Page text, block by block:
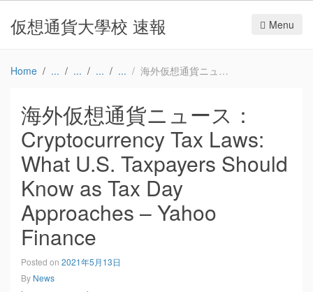
仮想通貨大學校 速報 Menu
Home 海外仮想通貨ニュース：Cryptocurrency Tax Laws: What U.S. Taxpayers Should Know as Tax Day Approaches – Yahoo Finance
海外仮想通貨ニュース：
Cryptocurrency Tax Laws:
What U.S. Taxpayers Should
Know as Tax Day
Approaches – Yahoo
Finance
Posted on 2021年5月13日
By News